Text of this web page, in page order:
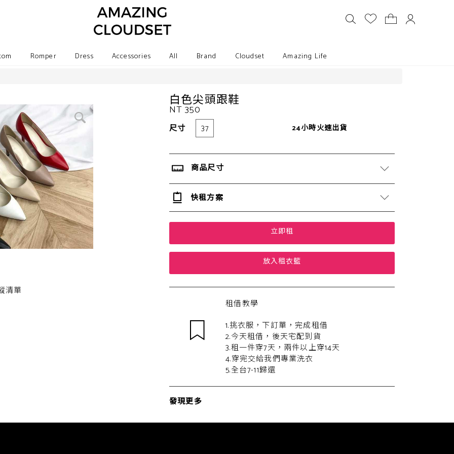
Romper Dress Accessories All Brand Cloudset Amazing Life
清單
白色尖頭跟鞋
NT 350
尺寸 37 24小時火速出貨
商品尺寸
快租方案
立即租
放入租衣籃
租借教學
1.挑衣服，下訂單，完成租借
2.今天租借，後天宅配到貨
3.租一件穿7天，兩件以上穿14天
4.穿完交給我們專業洗衣
5.全台7-11歸還
發現更多